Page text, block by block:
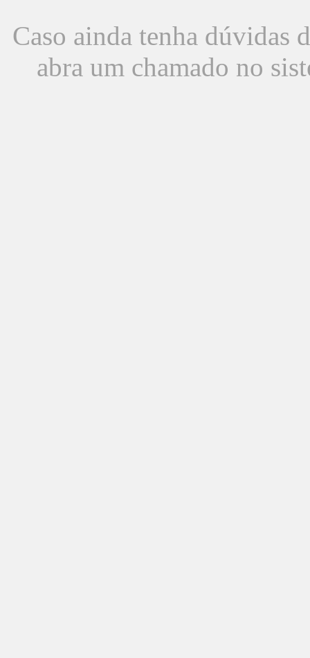
Caso ainda tenha dúvidas
abra um chamado no